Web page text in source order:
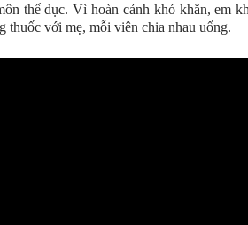
thể dục. Vì hoàn cảnh khó khăn, em
thuốc với mẹ, mỗi viên chia nhau uống.